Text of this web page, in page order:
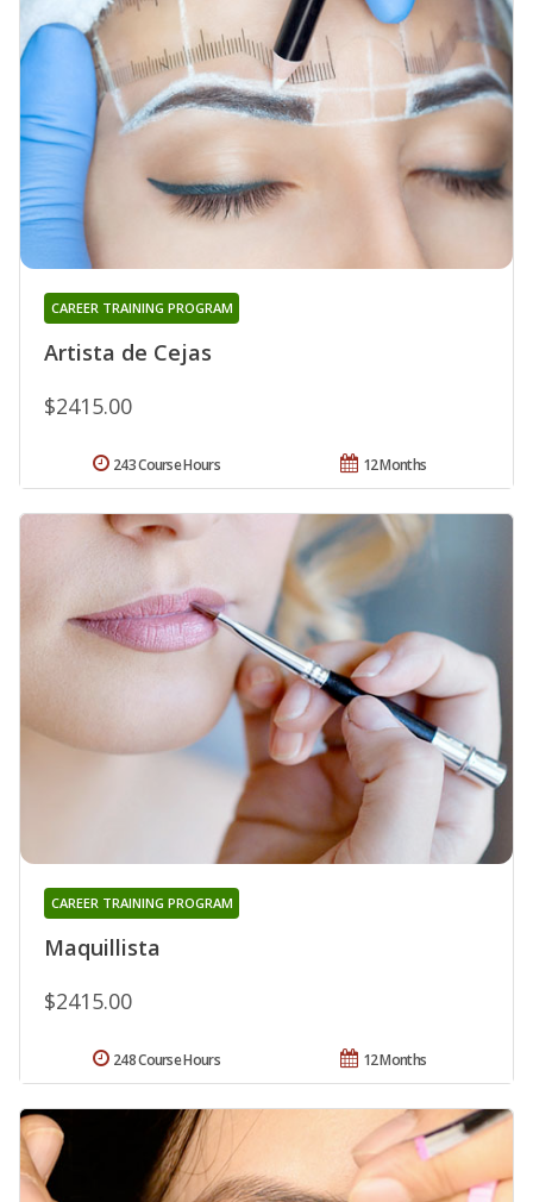
Artista de Cejas
CAREER TRAINING PROGRAM
$2415.00
12 Months
243 Course Hours
Maquillista
CAREER TRAINING PROGRAM
$2415.00
12 Months
248 Course Hours